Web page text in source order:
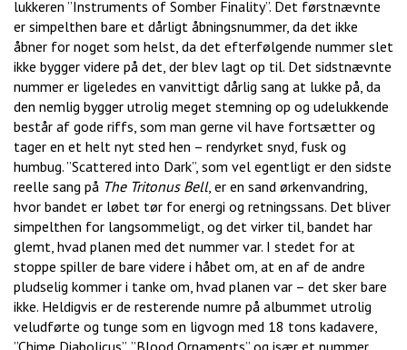
lukkeren ”Instruments of Somber Finality”. Det førstnævnte
er simpelthen bare et dårligt åbningsnummer, da det ikke
åbner for noget som helst, da det efterfølgende nummer slet
ikke bygger videre på det, der blev lagt op til. Det sidstnævnte
nummer er ligeledes en vanvittigt dårlig sang at lukke på, da
den nemlig bygger utrolig meget stemning op og udelukkende
består af gode riffs, som man gerne vil have fortsætter og
tager en et helt nyt sted hen – rendyrket snyd, fusk og
humbug. ”Scattered into Dark”, som vel egentligt er den sidste
reelle sang på The Tritonus Bell, er en sand ørkenvandring,
hvor bandet er løbet tør for energi og retningssans. Det bliver
simpelthen for langsommeligt, og det virker til, bandet har
glemt, hvad planen med det nummer var. I stedet for at
stoppe spiller de bare videre i håbet om, at en af de andre
pludselig kommer i tanke om, hvad planen var – det sker bare
ikke. Heldigvis er de resterende numre på albummet utrolig
veludførte og tunge som en ligvogn med 18 tons kadavere,